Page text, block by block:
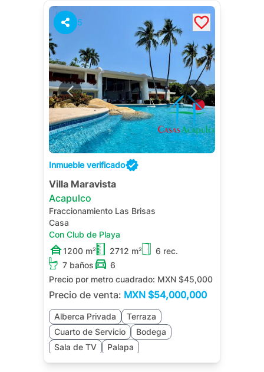
5
Inmueble verificado
Villa Maravista
Acapulco
Fraccionamiento Las Brisas
Casa
Con Club de Playa
1200 m²
2712 m²
6 rec.
7 baños
6
Precio por metro cuadrado: MXN $45,000
Precio de venta: MXN $54,000,000
Alberca Privada
Terraza
Cuarto de Servicio
Bodega
Sala de TV
Palapa